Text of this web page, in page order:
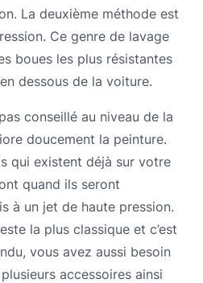
La deuxième méthode est
Ce genre de lavage
boues les plus résistantes
dessous de la voiture.
conseillé au niveau de la
doucement la peinture.
qui existent déjà sur votre
quand ils seront
à un jet de haute pression.
la plus classique et c’est
vous avez aussi besoin
accessoires ainsi